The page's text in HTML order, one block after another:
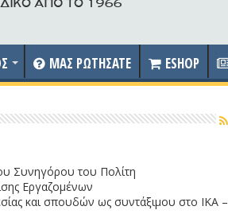
ΜΑΣ ΡΩΤΗΣΑΤΕ ESHOP
Συνηγόρου του Πολίτη
Εργαζομένων
και σπουδών ως συντάξιμου στο ΙΚΑ –